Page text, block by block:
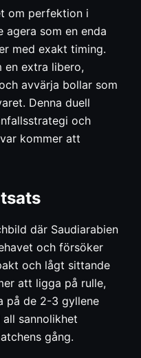
om perfektion i
agera som en enda
med exakt timing.
en extra libero,
avvärja bollar som
Denna duell
och
kommer att
där Saudiarabien
och försöker
och lågt sittande
att ligga på rulle,
på de 2-3 gyllene
sannolikhet
gång.